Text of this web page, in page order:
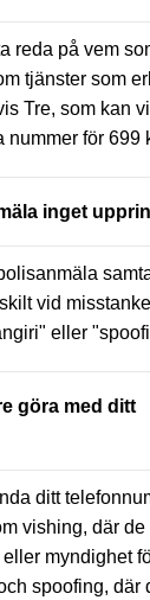
reda på vem
tjänster som
Tre, som kan
nummer för 699
inget
vid
eller
göra med ditt
ditt
vishing, där de
myndighet
spoofing, där